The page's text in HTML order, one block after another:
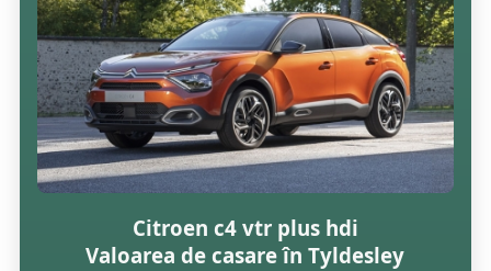
Citroen c4 vtr plus hdi
Valoarea de casare în Tyldesley